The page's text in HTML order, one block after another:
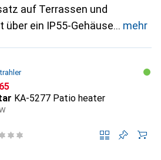
auf Terrassen und
über ein IP55-Gehäuse
mehr
KA-5277 Patio heater